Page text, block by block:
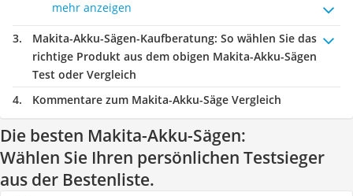
mehr anzeigen
Makita-Akku-Sägen-Kaufberatung: So wählen Sie das
richtige Produkt aus dem obigen Makita-Akku-Sägen
Test oder Vergleich
Kommentare zum Makita-Akku-Säge Vergleich
Die besten Makita-Akku-Sägen:
Wählen Sie Ihren persönlichen Testsieger
aus der Bestenliste.